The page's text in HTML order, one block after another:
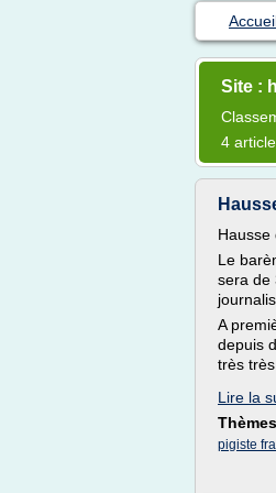
Site :
4
Hausse
Le
sera de
A
depuis
très très
Lire la
pigiste